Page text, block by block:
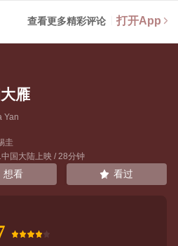
查看更多精彩评论 打开App
雁
Yan
圭
国大陆上映 / 28分钟
想看 看过